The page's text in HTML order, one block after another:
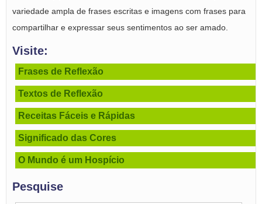
variedade ampla de frases escritas e imagens com frases para
compartilhar e expressar seus sentimentos ao ser amado.
Visite:
Frases de Reflexão
Textos de Reflexão
Receitas Fáceis e Rápidas
Significado das Cores
O Mundo é um Hospício
Pesquise